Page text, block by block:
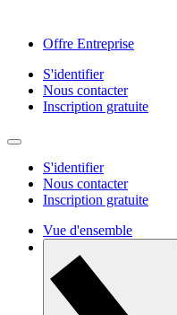
Offre Entreprise
S'identifier
Nous contacter
Inscription gratuite
S'identifier
Nous contacter
Inscription gratuite
Vue d'ensemble